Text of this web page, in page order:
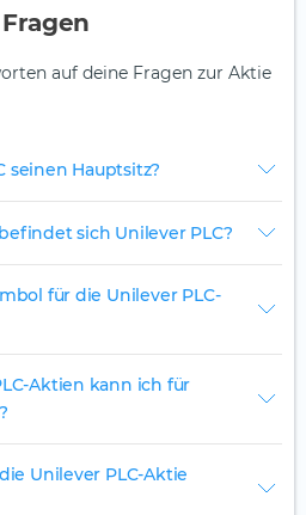
auf deine Fragen zur Aktie
seinen Hauptsitz?
sich Unilever PLC?
für die Unilever PLC-
Aktien kann ich für
Unilever PLC-Aktie